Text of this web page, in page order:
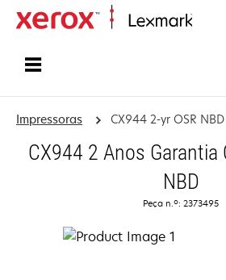
Impressoras CX944 2-yr OSR NBD
CX944 2 Anos Garantia
NBD
Peça n.º: 2373495